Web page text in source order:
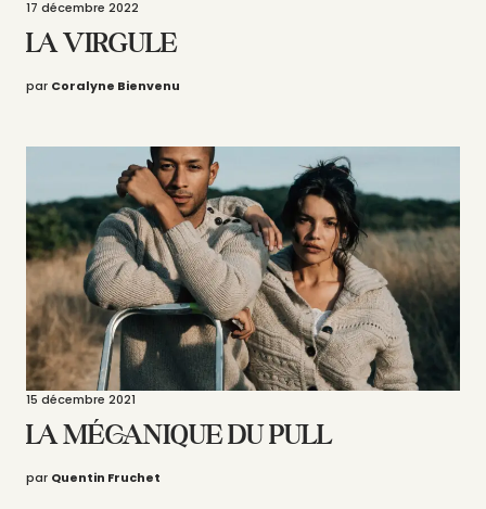
17 décembre 2022
LA VIRGULE
par Coralyne Bienvenu
15 décembre 2021
LA MÉCANIQUE DU PULL
par Quentin Fruchet